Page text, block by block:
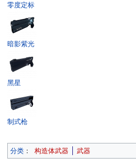
零度定标
暗影紫光
黑星
制式枪
分类 ： 构造体武器 武器